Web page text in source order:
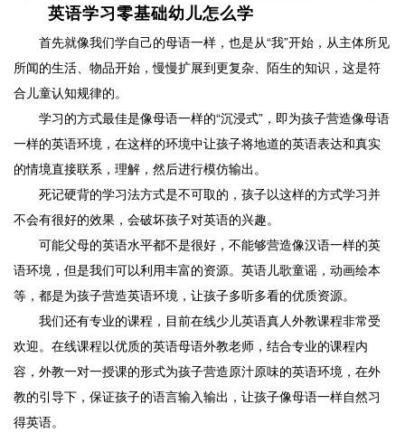
英语学习零基础幼儿怎么学
首先就像我们学自己的母语一样，也是从“我”开始，从主体所见
所闻的生活、物品开始，慢慢扩展到更复杂、陌生的知识，这是符
合儿童认知规律的。
学习的方式最佳是像母语一样的“沉浸式”，即为孩子营造像母语
一样的英语环境，在这样的环境中让孩子将地道的英语表达和真实
的情境直接联系，理解，然后进行模仿输出。
死记硬背的学习法方式是不可取的，孩子以这样的方式学习并
不会有很好的效果，会破坏孩子对英语的兴趣。
可能父母的英语水平都不是很好，不能够营造像汉语一样的英
语环境，但是我们可以利用丰富的资源。英语儿歌童谣，动画绘本
等，都是为孩子营造英语环境，让孩子多听多看的优质资源。
我们还有专业的课程，目前在线少儿英语真人外教课程非常受
欢迎。在线课程以优质的英语母语外教老师，结合专业的课程内
容，外教一对一授课的形式为孩子营造原汁原味的英语环境，在外
教的引导下，保证孩子的语言输入输出，让孩子像母语一样自然习
得英语。